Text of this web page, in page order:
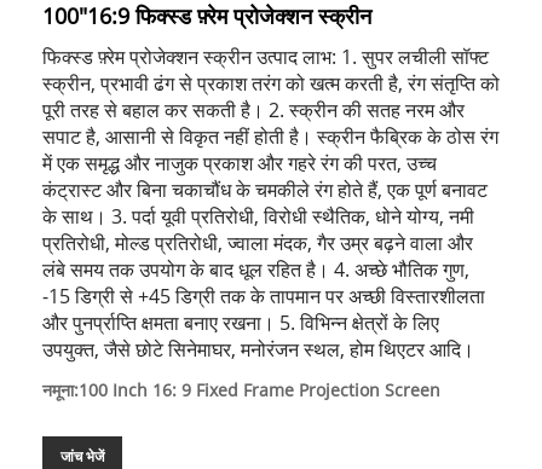
100"16:9 फिक्स्ड फ़्रेम प्रोजेक्शन स्क्रीन
फिक्स्ड फ़्रेम प्रोजेक्शन स्क्रीन उत्पाद लाभ: 1. सुपर लचीली सॉफ्ट
स्क्रीन, प्रभावी ढंग से प्रकाश तरंग को खत्म करती है, रंग संतृप्ति को
पूरी तरह से बहाल कर सकती है। 2. स्क्रीन की सतह नरम और
सपाट है, आसानी से विकृत नहीं होती है। स्क्रीन फैब्रिक के ठोस रंग
में एक समृद्ध और नाजुक प्रकाश और गहरे रंग की परत, उच्च
कंट्रास्ट और बिना चकाचौंध के चमकीले रंग होते हैं, एक पूर्ण बनावट
के साथ। 3. पर्दा यूवी प्रतिरोधी, विरोधी स्थैतिक, धोने योग्य, नमी
प्रतिरोधी, मोल्ड प्रतिरोधी, ज्वाला मंदक, गैर उम्र बढ़ने वाला और
लंबे समय तक उपयोग के बाद धूल रहित है। 4. अच्छे भौतिक गुण,
-15 डिग्री से +45 डिग्री तक के तापमान पर अच्छी विस्तारशीलता
और पुनर्प्राप्ति क्षमता बनाए रखना। 5. विभिन्न क्षेत्रों के लिए
उपयुक्त, जैसे छोटे सिनेमाघर, मनोरंजन स्थल, होम थिएटर आदि।
नमूना:100 Inch 16: 9 Fixed Frame Projection Screen
जांच भेजें